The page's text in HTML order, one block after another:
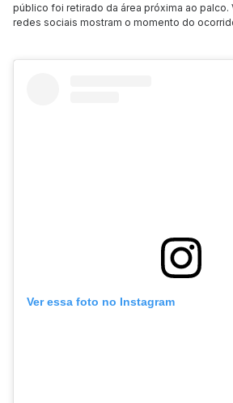
público foi retirado da área próxima ao palco.
redes sociais mostram o momento do
Ver essa foto no Instagram